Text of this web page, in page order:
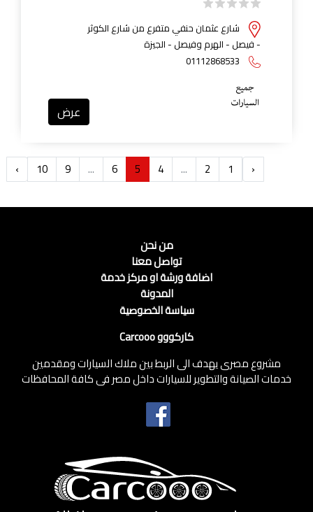
شارع عثمان حنفي متفرع من شارع الكوثر
- فيصل - الهرم وفيصل - الجيزة
01112868533
عرض
‹
1
2
...
4
5
6
...
9
10
›
من نحن
تواصل معنا
اضافة ورشة او مركز خدمة
المدونة
سياسة الخصوصية
كاركووو Carcooo
مشروع مصرى يهدف الى الربط بين ملاك السيارات ومقدمين
خدمات الصيانة والتطوير للسيارات داخل مصر فى كافة المحافظات